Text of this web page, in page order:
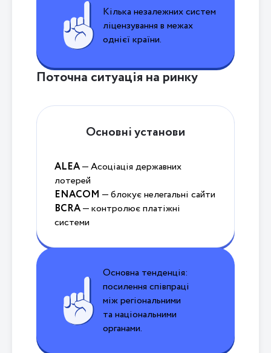
Кілька незалежних систем
ліцензування в межах
однієї країни.
Поточна ситуація на ринку
Основні установи
ALEA— Асоціація державних
лотерей
ENACOM — блокує нелегальні сайти
BCRA— контролює платіжні
системи
Основна тенденція:
посилення співпраці
між регіональними
та національними
органами.